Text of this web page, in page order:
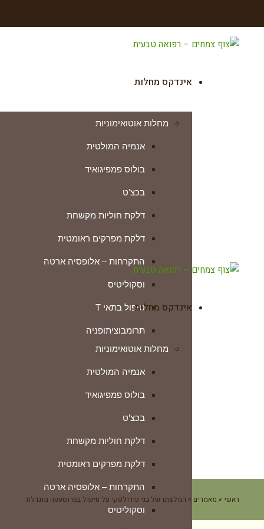
אינדקס מחלות
מחלות אוטואימוניות
אנמיה המולטית
בולוס פמפיגואיד
בכצ’ט
דלקת חוליות מקשחת
דלקת מפרקים ראומטית
התקרחות – אלופסיה ארטה
וסקוליטיס
טיפול בתאי T
תרומבוציתופניה
טרשת נפוצה
ילפת שטוחה ליכן פלנוס
לופוס (זאבת)
מחלת ווגנר
מחלת מג’דו ג’וזף
מחלת סטיל
מחלת קרוהן
מיאסטניה גראביס
אינדקס מחלות
מחלות אוטואימוניות
אנמיה המולטית
בולוס פמפיגואיד
בכצ’ט
דלקת חוליות מקשחת
דלקת מפרקים ראומטית
התקרחות – אלופסיה ארטה
וסקוליטיס
ראשי » מאמרים » המלצתו של בני פודולסקי על טיפול בפרוסטטה מוגדלת